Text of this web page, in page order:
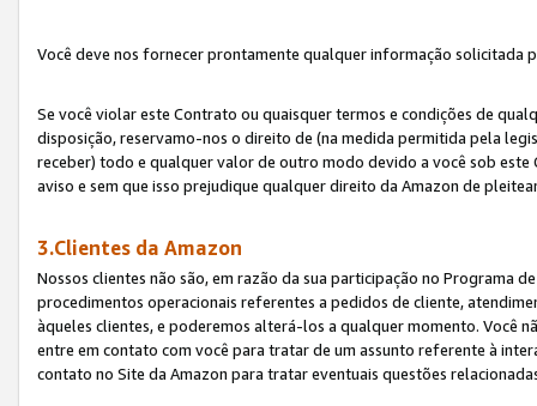
Você deve nos fornecer prontamente qualquer informação solicitada
Se você violar este Contrato ou quaisquer termos e condições de
disposição, reservamo-nos o direito de (na medida permitida pela
receber) todo e qualquer valor de outro modo devido a você sob
aviso e sem que isso prejudique qualquer direito da Amazon de
3.Clientes da Amazon
Nossos clientes não são, em razão da sua participação no Programa
procedimentos operacionais referentes a pedidos de cliente,
àqueles clientes, e poderemos alterá-los a qualquer momento. Você
entre em contato com você para tratar de um assunto referente à
contato no Site da Amazon para tratar eventuais questões